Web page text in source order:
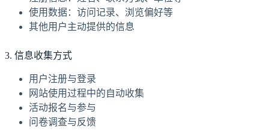
使用数据：访问记录、浏览偏好等
其他用户主动提供的信息
3. 信息收集方式
用户注册与登录
网站使用过程中的自动收集
活动报名与参与
问卷调查与反馈